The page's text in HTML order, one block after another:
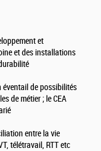
et
et des installations
éventail de possibilités
de métier ; le CEA
entre la vie
télétravail, RTT etc